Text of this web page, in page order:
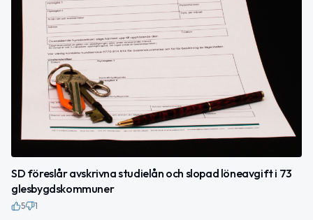
SD föreslår avskrivna studielån och slopad löneavgift i 73
glesbygdskommuner
5 1